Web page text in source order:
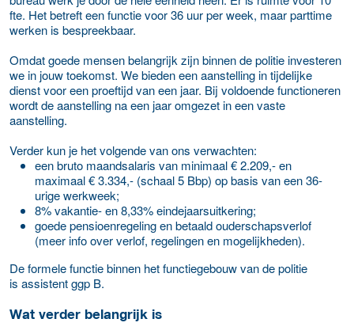
fte. Het betreft een functie voor 36 uur per week, maar parttime
werken is bespreekbaar.
Omdat goede mensen belangrijk zijn binnen de politie investeren
we in jouw toekomst. We bieden een aanstelling in tijdelijke
dienst voor een proeftijd van een jaar. Bij voldoende functioneren
wordt de aanstelling na een jaar omgezet in een vaste
aanstelling.
Verder kun je het volgende van ons verwachten:
een bruto maandsalaris van minimaal € 2.209,- en
maximaal € 3.334,- (schaal 5 Bbp) op basis van een 36-
urige werkweek;
8% vakantie- en 8,33% eindejaarsuitkering;
goede pensioenregeling en betaald ouderschapsverlof
(meer info over verlof, regelingen en mogelijkheden).
De formele functie binnen het functiegebouw van de politie
is assistent ggp B.
Wat verder belangrijk is